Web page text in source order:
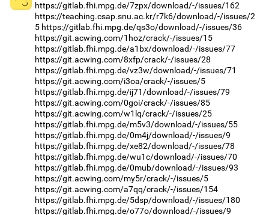
https://gitlab.fhi.mpg.de/7zpx/download/-/issues/162
https://teaching.csap.snu.ac.kr/r7k6/download/-/issues/2
5 https://gitlab.fhi.mpg.de/qs3o/download/-/issues/36
https://git.acwing.com/1hoz/crack/-/issues/15
https://gitlab.fhi.mpg.de/a1bx/download/-/issues/77
https://git.acwing.com/8xfp/crack/-/issues/28
https://gitlab.fhi.mpg.de/vz3w/download/-/issues/71
https://git.acwing.com/i3oa/crack/-/issues/5
https://gitlab.fhi.mpg.de/ij71/download/-/issues/79
https://git.acwing.com/0goi/crack/-/issues/85
https://git.acwing.com/w1lq/crack/-/issues/25
https://gitlab.fhi.mpg.de/m5v3/download/-/issues/55
https://gitlab.fhi.mpg.de/0m4j/download/-/issues/9
https://gitlab.fhi.mpg.de/xe82/download/-/issues/78
https://gitlab.fhi.mpg.de/wu1c/download/-/issues/70
https://gitlab.fhi.mpg.de/0mub/download/-/issues/93
https://git.acwing.com/my5r/crack/-/issues/5
https://git.acwing.com/a7qq/crack/-/issues/154
https://gitlab.fhi.mpg.de/5dsp/download/-/issues/180
https://gitlab.fhi.mpg.de/o77o/download/-/issues/9